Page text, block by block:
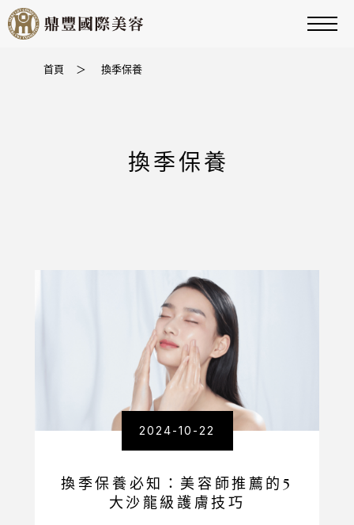
首頁 ＞ 換季保養
換季保養
2024-10-22
換季保養必知：美容師推薦的5
大沙龍級護膚技巧